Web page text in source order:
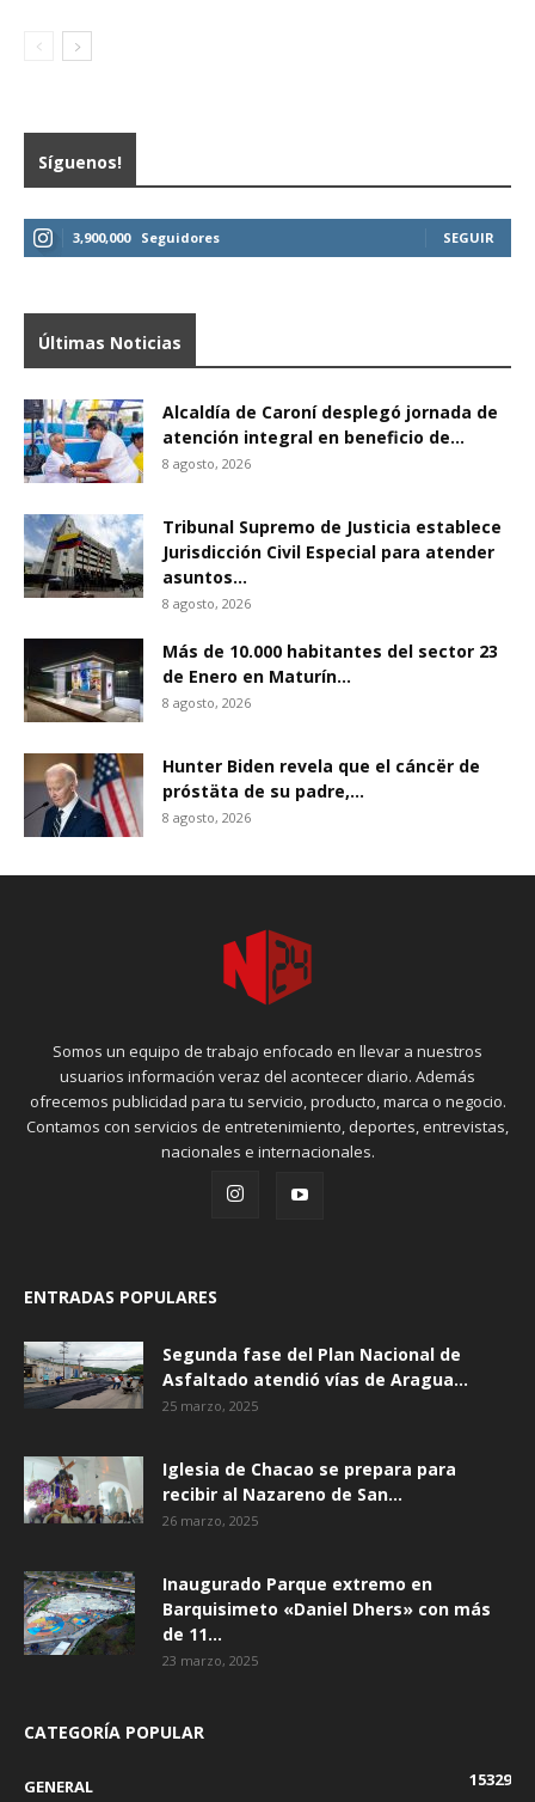
Síguenos!
3,900,000 Seguidores SEGUIR
Últimas Noticias
Alcaldía de Caroní desplegó jornada de
atención integral en beneficio de...
8 agosto, 2026
Tribunal Supremo de Justicia establece
Jurisdicción Civil Especial para atender
asuntos...
8 agosto, 2026
Más de 10.000 habitantes del sector 23
de Enero en Maturín...
8 agosto, 2026
Hunter Biden revela que el cáncër de
próstäta de su padre,...
8 agosto, 2026
Somos un equipo de trabajo enfocado en llevar a nuestros
usuarios información veraz del acontecer diario. Además
ofrecemos publicidad para tu servicio, producto, marca o negocio.
Contamos con servicios de entretenimiento, deportes, entrevistas,
nacionales e internacionales.
ENTRADAS POPULARES
Segunda fase del Plan Nacional de
Asfaltado atendió vías de Aragua...
25 marzo, 2025
Iglesia de Chacao se prepara para
recibir al Nazareno de San...
26 marzo, 2025
Inaugurado Parque extremo en
Barquisimeto «Daniel Dhers» con más
de 11...
23 marzo, 2025
CATEGORÍA POPULAR
GENERAL 15329